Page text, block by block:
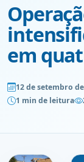
em
12 de setembro
1 min de leitura